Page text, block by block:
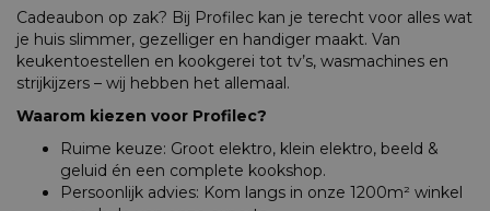
Cadeaubon op zak? Bij Profilec kan je terecht voor alles wat
je huis slimmer, gezelliger en handiger maakt. Van
keukentoestellen en kookgerei tot tv’s, wasmachines en
strijkijzers – wij hebben het allemaal.
Waarom kiezen voor Profilec?
Ruime keuze: Groot elektro, klein elektro, beeld &
geluid én een complete kookshop.
Persoonlijk advies: Kom langs in onze 1200m² winkel